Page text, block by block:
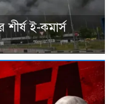
শীর্ষ ই-কমার্স